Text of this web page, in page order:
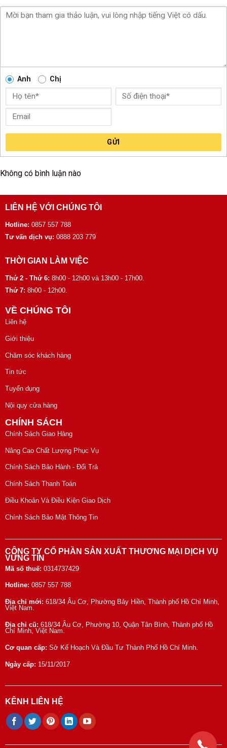
Anh Chị
GỬI
Không có bình luận nào
LIÊN HỆ VỚI CHÚNG TÔI
Hotline: 0857 557 788
Tư vấn dịch vụ: 0888 203 779
THỜI GIAN LÀM VIỆC
Thứ 2 - Thứ 6: 8h00 - 12h00 và 13h00 - 17h00.
Thứ 7: 8h00 - 12h00.
VỀ CHÚNG TÔI
Liên hệ
Giới thiệu
Chăm sóc khách hàng
Tin tức
Tuyển dụng
Nội quy cửa hàng
CHÍNH SÁCH
Chính Sách Giao Hàng
Nâng Cao Chất Lượng Phục Vụ
Chính Sách Bảo Hành - Đổi Trả
Chính Sách Thanh Toán
Điều Khoản Và Điều Kiện Giao Dịch
Chính Sách Bảo Mật Thông Tin
CÔNG TY CỔ PHẦN SẢN XUẤT THƯƠNG MẠI DỊCH VỤ
VỮNG TÍN
Mã số thuế: 0314737429
Hotline: 0857 557 788
Địa chỉ mới: 618/34 Âu Cơ, Phường Bảy Hiền, Thành phố Hồ Chí Minh,
Việt Nam.
Địa chỉ cũ: 618/34 Âu Cơ, Phường 10, Quận Tân Bình, Thành phố Hồ
Chí Minh, Việt Nam.
Cơ quan cấp: Sở Kế Hoạch Và Đầu Tư Thành Phố Hồ Chí Minh.
Ngày cấp: 15/11/2017
KÊNH LIÊN HỆ